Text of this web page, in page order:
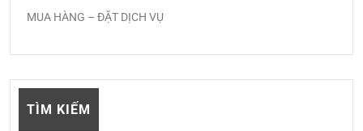
MUA HÀNG – ĐẶT DỊCH VỤ
TÌM KIẾM